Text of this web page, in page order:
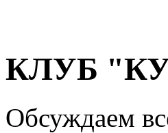
КЛУБ
Обсуждаем